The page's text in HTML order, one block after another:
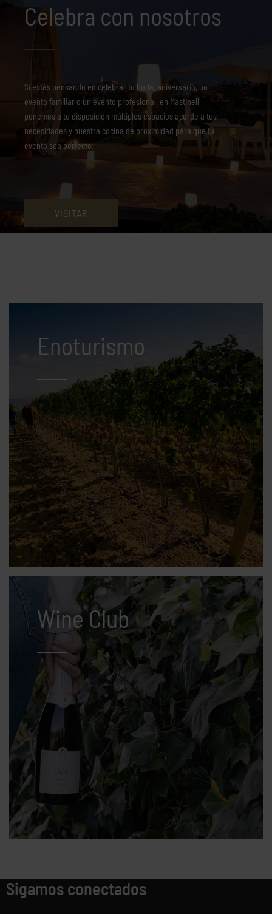
Celebra con nosotros
Si estás pensando en celebrar tu boda, aniversario, un
evento familiar o un evento profesional, en Mastinell
ponemos a tu disposición múltiples espacios acorde a tus
necesidades y nuestra cocina de proximidad para que tu
evento sea perfecto.
VISITAR
Enoturismo
Wine Club
Sigamos conectados